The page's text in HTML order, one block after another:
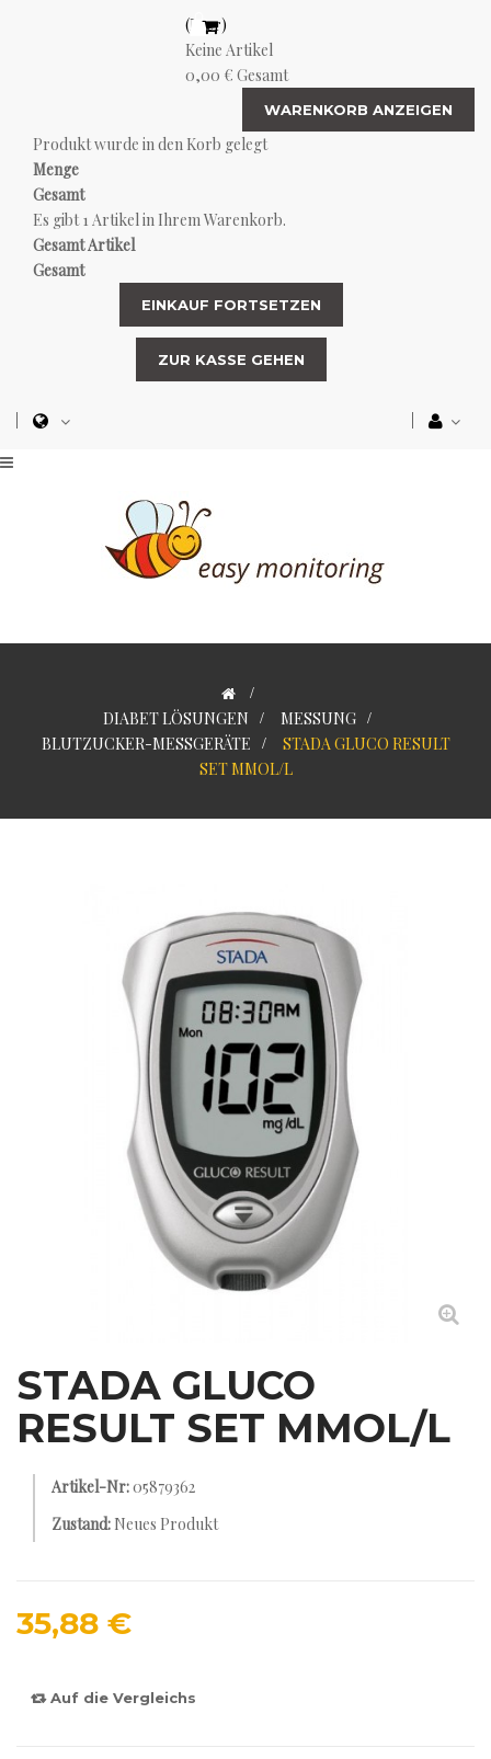
(Leer)
Keine Artikel
0,00 € Gesamt
WARENKORB ANZEIGEN
Produkt wurde in den Korb gelegt
Menge
Gesamt
Es gibt 1 Artikel in Ihrem Warenkorb.
Gesamt Artikel
Gesamt
EINKAUF FORTSETZEN
ZUR KASSE GEHEN
>
DIABET LÖSUNGEN > MESSUNG >
BLUTZUCKER-MESSGERÄTE >
STADA GLUCO RESULT
SET MMOL/L
STADA GLUCO
RESULT SET MMOL/L
Artikel-Nr:05879362
Zustand: Neues Produkt
35,88 €
Auf die Vergleichs